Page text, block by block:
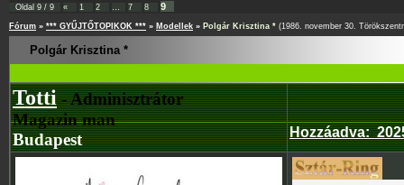
Oldal 9 / 9 « 1 2 … 7 8 9
Fórum » *** GYŰJTŐTOPIKOK *** » Modellek » Polgár Krisztina * (1986. november 30.
Polgár Krisztina *
Totti- Adminisztrátor
Magazin man
Budapest
Hozzáadva: